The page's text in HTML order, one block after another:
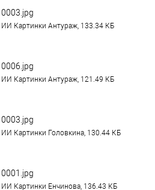
0003.jpg
ИИ Картинки Антураж, 133.34 КБ
0006.jpg
ИИ Картинки Антураж, 121.49 КБ
0003.jpg
ИИ Картинки Головкина, 130.44 КБ
0001.jpg
ИИ Картинки Енчинова, 136.43 КБ